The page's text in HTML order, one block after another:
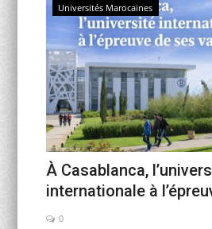
Universités Marocaines
À Casablanca,
internationale à
0